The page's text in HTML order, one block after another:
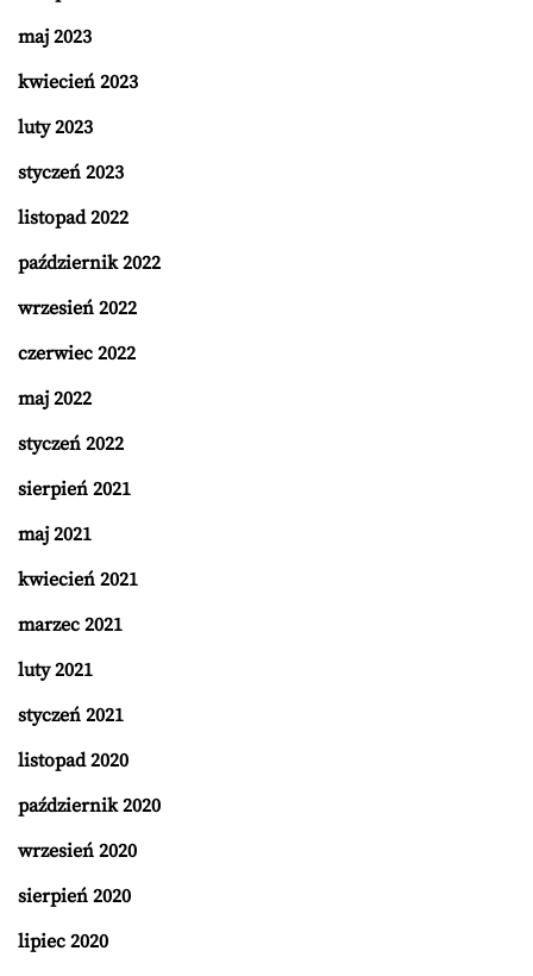
maj 2023
kwiecień 2023
luty 2023
styczeń 2023
listopad 2022
październik 2022
wrzesień 2022
czerwiec 2022
maj 2022
styczeń 2022
sierpień 2021
maj 2021
kwiecień 2021
marzec 2021
luty 2021
styczeń 2021
listopad 2020
październik 2020
wrzesień 2020
sierpień 2020
lipiec 2020